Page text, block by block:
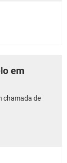
em
chamada de